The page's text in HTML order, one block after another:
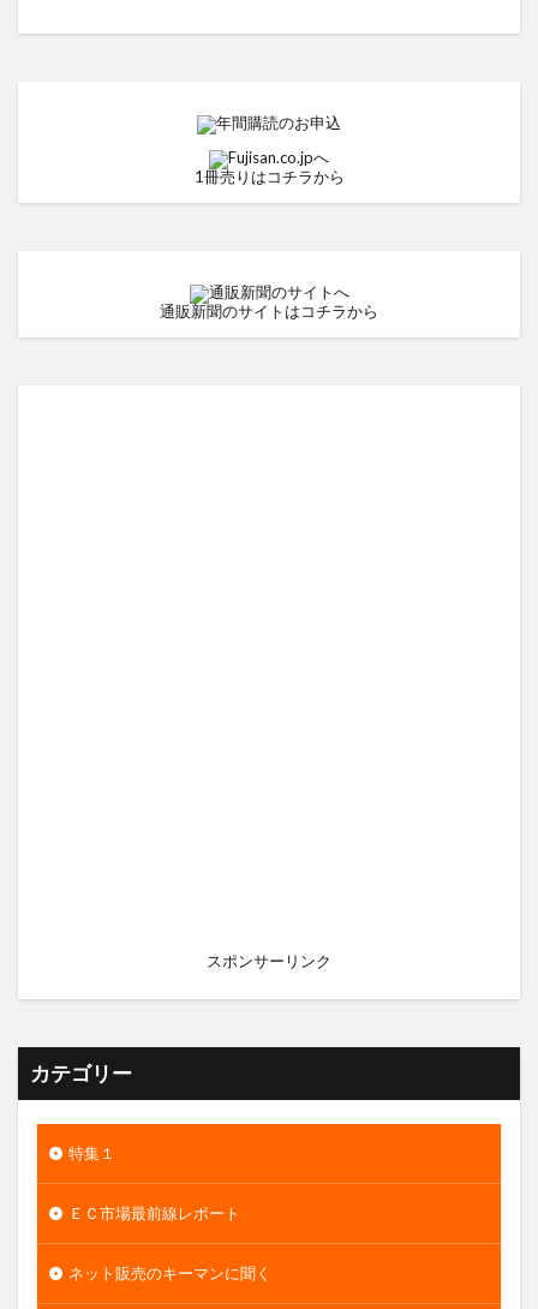
1冊売りはコチラから
通販新聞のサイトはコチラから
スポンサーリンク
カテゴリー
特集１
ＥＣ市場最前線レポート
ネット販売のキーマンに聞く